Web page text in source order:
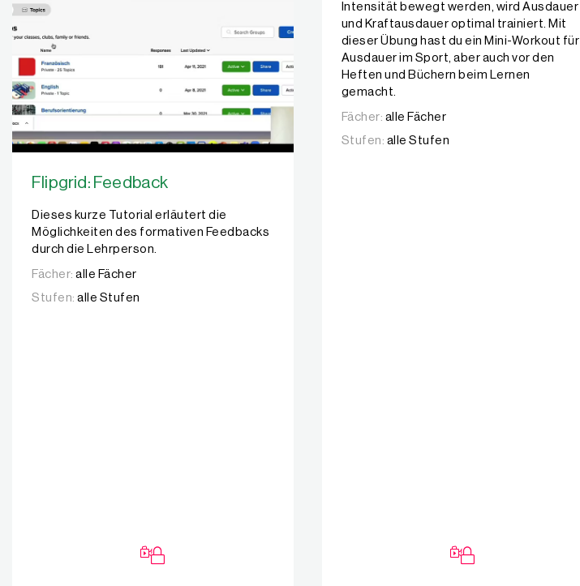
Flipgrid: Feedback
Dieses kurze Tutorial erläutert die
Möglichkeiten des formativen Feedbacks
durch die Lehrperson.
Fächer: alle Fächer
Stufen: alle Stufen
Intensität bewegt werden, wird Ausdauer
und Kraftausdauer optimal trainiert. Mit
dieser Übung hast du ein Mini-Workout für
Ausdauer im Sport, aber auch vor den
Heften und Büchern beim Lernen
gemacht.
Fächer: alle Fächer
Stufen: alle Stufen